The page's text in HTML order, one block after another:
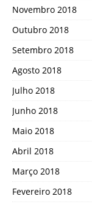
Novembro 2018
Outubro 2018
Setembro 2018
Agosto 2018
Julho 2018
Junho 2018
Maio 2018
Abril 2018
Março 2018
Fevereiro 2018